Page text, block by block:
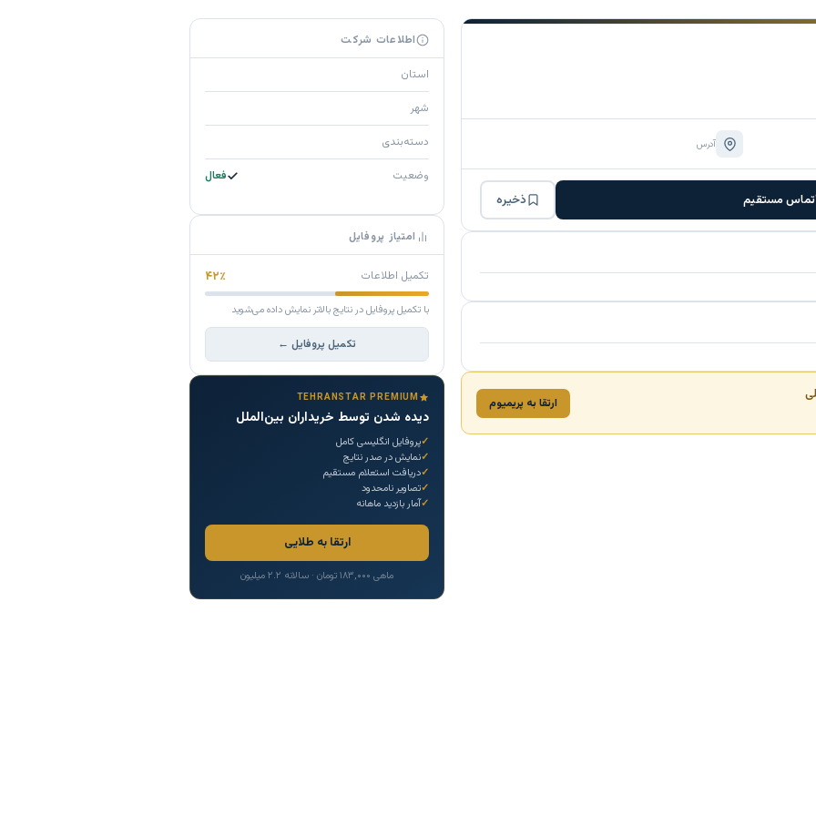
آدرس
تماس مستقیم ذخیره
ارتقا به پریمیوم
اطلاعات شرکت
استان
شهر
دسته‌بندی
وضعیت فعال
امتیاز پروفایل
تکمیل اطلاعات ۴۲٪
با تکمیل پروفایل در نتایج بالاتر نمایش داده می‌شوید
تکمیل پروفایل ←
TEHRANSTAR PREMIUM
دیده شدن توسط خریداران بین‌الملل
پروفایل انگلیسی کامل
نمایش در صدر نتایج
دریافت استعلام مستقیم
تصاویر نامحدود
آمار بازدید ماهانه
ارتقا به طلایی
ماهی ۱۸۳,۰۰۰ تومان · سالانه ۲.۲ میلیون